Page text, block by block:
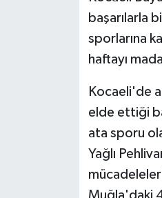
başarılarla
sporlarına
haftayı
Kocaeli'de
elde ettiği
ata sporu
Yağlı
Muğla'daki